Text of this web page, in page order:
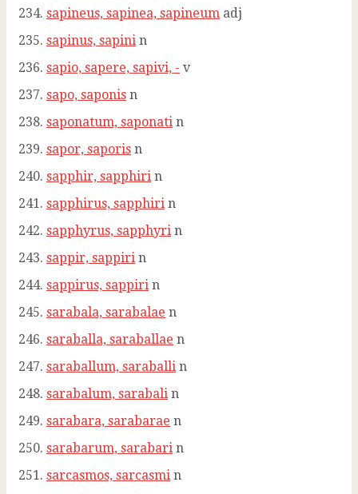
sapineus, sapinea, sapineum adj
sapinus, sapini n
sapio, sapere, sapivi, - v
sapo, saponis n
saponatum, saponati n
sapor, saporis n
sapphir, sapphiri n
sapphirus, sapphiri n
sapphyrus, sapphyri n
sappir, sappiri n
sappirus, sappiri n
sarabala, sarabalae n
saraballa, saraballae n
saraballum, saraballi n
sarabalum, sarabali n
sarabara, sarabarae n
sarabarum, sarabari n
sarcasmos, sarcasmi n